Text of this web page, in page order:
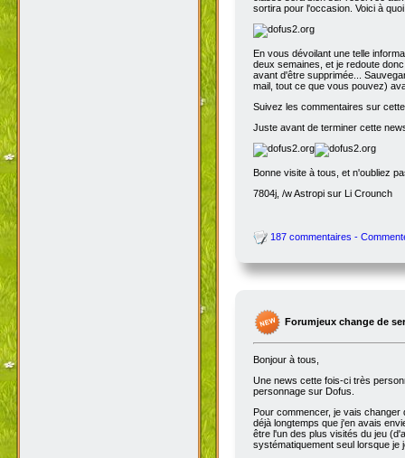
sortira pour l'occasion. Voici à
En vous dévoilant une telle
deux semaines, et je redoute
avant d'être supprimée...
mail, tout ce que vous pouvez)
Suivez les commentaires sur
Juste avant de terminer cette
Bonne visite à tous, et n'oubliez
7804j, /w Astropi sur Li Crounch
187 commentaires -
Forumjeux change de
Bonjour à tous,
Une news cette fois-ci très
personnage sur Dofus.
Pour commencer, je vais
déjà longtemps que j'en avais
être l'un des plus visités du jeu
systématiquement seul lorsque je